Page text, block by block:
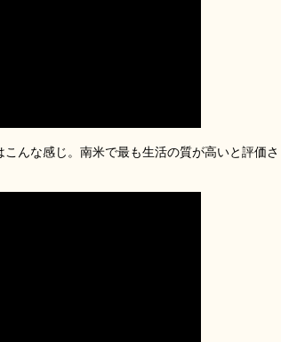
んな感じ。南米で最も生活の質が高いと評価さ